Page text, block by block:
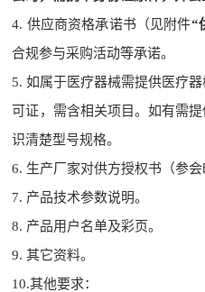
4. 供应商资格承诺书（ 见附件“
合规参与采购活动等承诺。
5. 如属于医疗器械需提供医疗
可证，需含相关项目。如有需
识清楚型号规格。
6. 生产厂家对供方授权书（参
7. 产品技术参数说明。
8. 产品用户名单及彩页。
9.其它资料。
10.其他要求：